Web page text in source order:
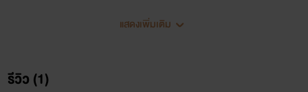
แสดงเพิ่มเติม
รีวิว (1)